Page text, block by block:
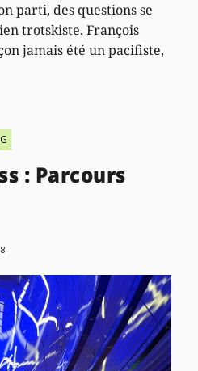
parti, des questions se
trotskiste, François
jamais été un pacifiste,
: Parcours